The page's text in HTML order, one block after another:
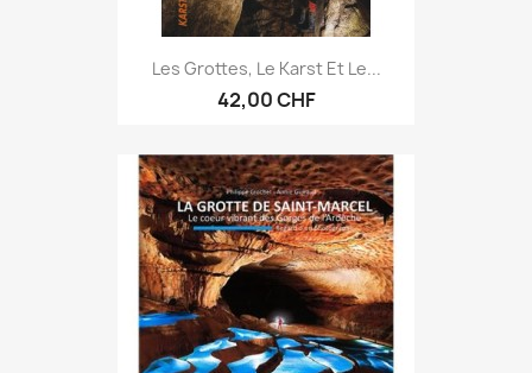
Les Grottes, Le Karst Et Le...
42,00 CHF